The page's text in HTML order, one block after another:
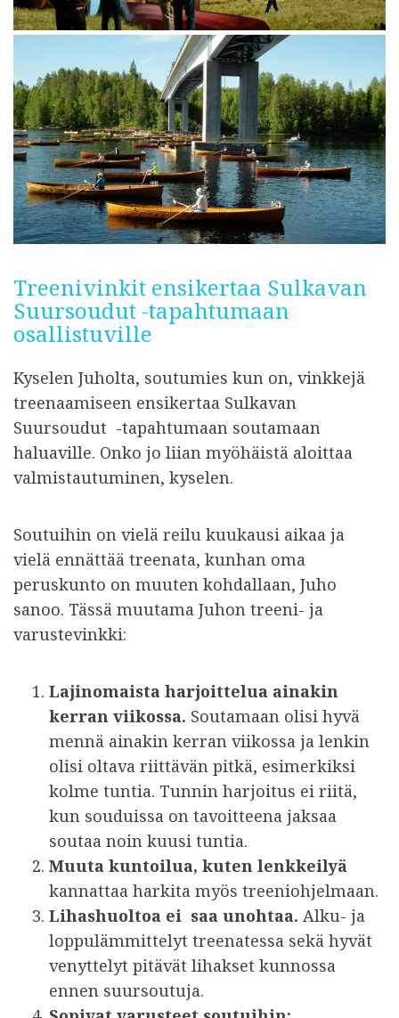
Treenivinkit ensikertaa Sulkavan
Suursoudut -tapahtumaan
osallistuville
Kyselen Juholta, soutumies kun on, vinkkejä
treenaamiseen ensikertaa Sulkavan
Suursoudut -tapahtumaan soutamaan
haluaville. Onko jo liian myöhäistä aloittaa
valmistautuminen, kyselen.
Soutuihin on vielä reilu kuukausi aikaa ja
vielä ennättää treenata, kunhan oma
peruskunto on muuten kohdallaan, Juho
sanoo. Tässä muutama Juhon treeni- ja
varustevinkki:
Lajinomaista harjoittelua ainakin
kerran viikossa. Soutamaan olisi hyvä
mennä ainakin kerran viikossa ja lenkin
olisi oltava riittävän pitkä, esimerkiksi
kolme tuntia. Tunnin harjoitus ei riitä,
kun souduissa on tavoitteena jaksaa
soutaa noin kuusi tuntia.
Muuta kuntoilua, kuten lenkkeilyä
kannattaa harkita myös treeniohjelmaan.
Lihashuoltoa ei saa unohtaa. Alku- ja
loppulämmittelyt treenatessa sekä hyvät
venyttelyt pitävät lihakset kunnossa
ennen suursoutuja.